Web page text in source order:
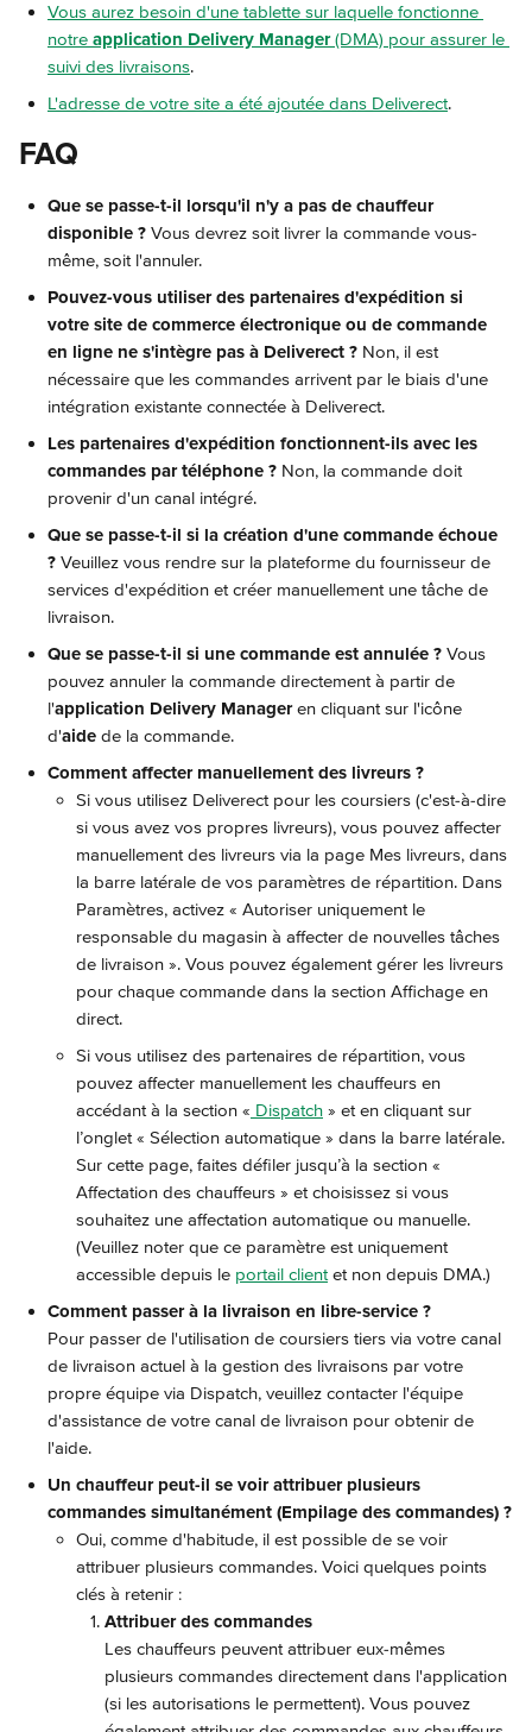
Vous aurez besoin d'une tablette sur laquelle fonctionne
notre application Delivery Manager (DMA) pour assurer le
suivi des livraisons.
L'adresse de votre site a été ajoutée dans Deliverect.
FAQ
Que se passe-t-il lorsqu'il n'y a pas de chauffeur
disponible ? Vous devrez soit livrer la commande vous-
même, soit l'annuler.
Pouvez-vous utiliser des partenaires d'expédition si
votre site de commerce électronique ou de commande
en ligne ne s'intègre pas à Deliverect ? Non, il est
nécessaire que les commandes arrivent par le biais d'une
intégration existante connectée à Deliverect.
Les partenaires d'expédition fonctionnent-ils avec les
commandes par téléphone ? Non, la commande doit
provenir d'un canal intégré.
Que se passe-t-il si la création d'une commande échoue
? Veuillez vous rendre sur la plateforme du fournisseur de
services d'expédition et créer manuellement une tâche de
livraison.
Que se passe-t-il si une commande est annulée ? Vous
pouvez annuler la commande directement à partir de
l'application Delivery Manager en cliquant sur l'icône
d'aide de la commande.
Comment affecter manuellement des livreurs ?
Si vous utilisez Deliverect pour les coursiers (c'est-à-dire
si vous avez vos propres livreurs), vous pouvez affecter
manuellement des livreurs via la page Mes livreurs, dans
la barre latérale de vos paramètres de répartition. Dans
Paramètres, activez « Autoriser uniquement le
responsable du magasin à affecter de nouvelles tâches
de livraison ». Vous pouvez également gérer les livreurs
pour chaque commande dans la section Affichage en
direct.
Si vous utilisez des partenaires de répartition, vous
pouvez affecter manuellement les chauffeurs en
accédant à la section « Dispatch » et en cliquant sur
l’onglet « Sélection automatique » dans la barre latérale.
Sur cette page, faites défiler jusqu’à la section «
Affectation des chauffeurs » et choisissez si vous
souhaitez une affectation automatique ou manuelle.
(Veuillez noter que ce paramètre est uniquement
accessible depuis le portail client et non depuis DMA.)
Comment passer à la livraison en libre-service ?
Pour passer de l'utilisation de coursiers tiers via votre canal
de livraison actuel à la gestion des livraisons par votre
propre équipe via Dispatch, veuillez contacter l'équipe
d'assistance de votre canal de livraison pour obtenir de
l'aide.
Un chauffeur peut-il se voir attribuer plusieurs
commandes simultanément (Empilage des commandes) ?
Oui, comme d'habitude, il est possible de se voir
attribuer plusieurs commandes. Voici quelques points
clés à retenir :
Attribuer des commandes
Les chauffeurs peuvent attribuer eux-mêmes
plusieurs commandes directement dans l'application
(si les autorisations le permettent). Vous pouvez